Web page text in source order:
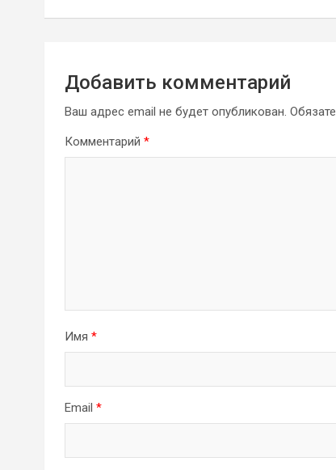
записям
Добавить комментарий
Ваш адрес email не будет опубликован.
Комментарий *
Имя *
Email *